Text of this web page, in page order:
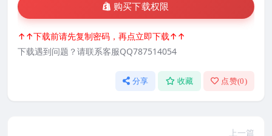
购买下载权限
↑↑下载前请先复制密码，再点立即下载↑↑
下载遇到问题？请联系客服QQ787514054
分享 收藏 点赞(0)
上一篇